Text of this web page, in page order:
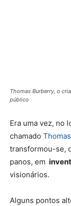
Thomas Burberry, o
público
Era uma vez, no
chamado
transformou-se,
panos, em
visionários.
Alguns pontos